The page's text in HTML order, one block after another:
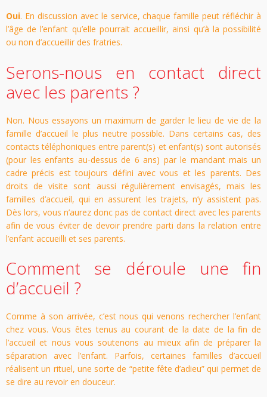
Oui. En discussion avec le service, chaque famille peut réfléchir à
l’âge de l’enfant qu’elle pourrait accueillir, ainsi qu’à la possibilité
ou non d’accueillir des fratries.
Serons-nous en contact direct
avec les parents ?
Non. Nous essayons un maximum de garder le lieu de vie de la
famille d’accueil le plus neutre possible. Dans certains cas, des
contacts téléphoniques entre parent(s) et enfant(s) sont autorisés
(pour les enfants au-dessus de 6 ans) par le mandant mais un
cadre précis est toujours défini avec vous et les parents. Des
droits de visite sont aussi régulièrement envisagés, mais les
familles d’accueil, qui en assurent les trajets, n’y assistent pas.
Dès lors, vous n’aurez donc pas de contact direct avec les parents
afin de vous éviter de devoir prendre parti dans la relation entre
l’enfant accueilli et ses parents.
Comment se déroule une fin
d’accueil ?
Comme à son arrivée, c’est nous qui venons rechercher l’enfant
chez vous. Vous êtes tenus au courant de la date de la fin de
l’accueil et nous vous soutenons au mieux afin de préparer la
séparation avec l’enfant. Parfois, certaines familles d’accueil
réalisent un rituel, une sorte de “petite fête d’adieu” qui permet de
se dire au revoir en douceur.